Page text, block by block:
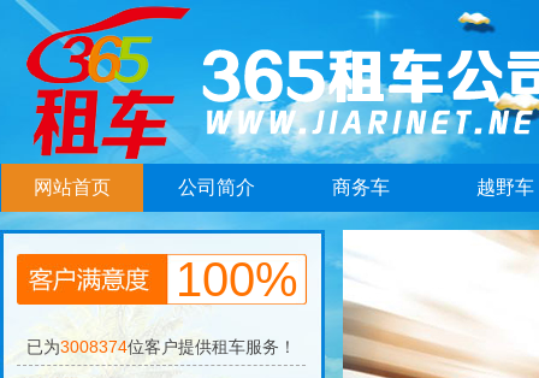
网站首页 公司简介 商务车 越野车
100%
已为3008374位客户提供租车服务！
手机号码为 136****5412 的用户预订了<
奔驰唯雅诺>汽车
手机号码为 137****4578 的用户预订了<
手机号码为 158****9176 的用户预订了 <
大众途观> 汽车